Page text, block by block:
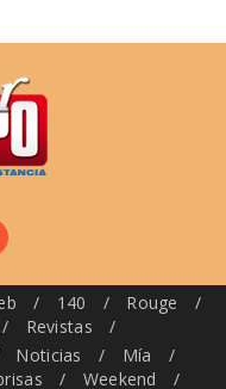
/ 140 / Rouge
/
/ Revistas
/
Noticias / Mía
/
/ Weekend /